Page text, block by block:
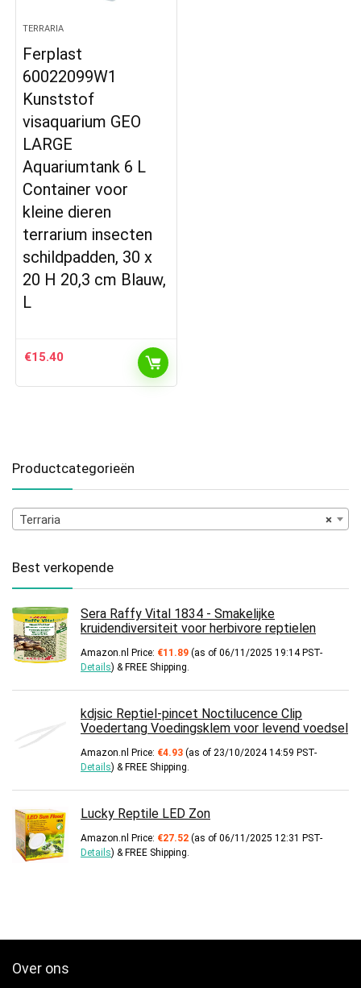
TERRARIA
Ferplast
60022099W1
Kunststof
visaquarium GEO
LARGE
Aquariumtank 6 L
Container voor
kleine dieren
terrarium insecten
schildpadden, 30 x
20 H 20,3 cm Blauw,
L
€15.40
Productcategorieën
×
Terraria
Best verkopende
Sera Raffy Vital 1834 - Smakelijke
kruidendiversiteit voor herbivore reptielen
Amazon.nl Price: €11.89 (as of 06/11/2025 19:14 PST-
Details) & FREE Shipping
kdjsic Reptiel-pincet Noctilucence Clip
Voedertang Voedingsklem voor levend voedsel
Amazon.nl Price: €4.93 (as of 23/10/2024 14:59 PST-
Details) & FREE Shipping
Lucky Reptile LED Zon
Amazon.nl Price: €27.52 (as of 06/11/2025 12:31 PST-
Details) & FREE Shipping
Over ons